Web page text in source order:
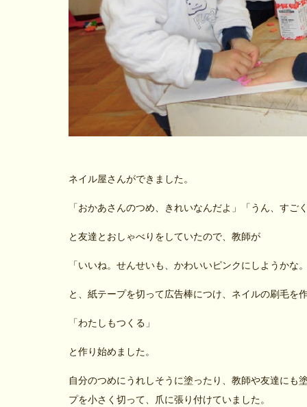
ネイル屋さんができました。
「おかあさんのつめ、きれいなんだよ」「うん、すご
と友達とおしゃべりをしていたので、教師が
「いいね。せんせいも、かわいいピンクにしようかな
と、紙テープを切って広告棒につけ、ネイルの刷毛を
「わたしもつくる」
と作り始めました。
自分のつめにうれしそうに塗ったり、教師や友達にも
プを小さく切って、爪に張り付けていました。